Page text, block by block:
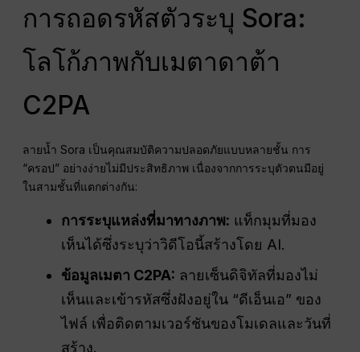
การถอดรหัสตัวระบุ Sora:
โลโก้ภาพกับเมตาดาต้า
C2PA
ลายน้ำ Sora เป็นคุณสมบัติความปลอดภัยแบบหลายชั้น การ
“ครอป” อย่างง่ายไม่มีประสิทธิภาพ เนื่องจากการระบุตัวตนมีอยู่
ในสามชั้นที่แตกต่างกัน:
การระบุแหล่งที่มาทางภาพ: แท็กมุมที่มอง
เห็นได้ซึ่งระบุว่าวิดีโอนี้สร้างโดย AI.
ข้อมูลเมตา C2PA: ลายเซ็นดิจิทัลที่มองไม่
เห็นและเข้ารหัสซึ่งฝังอยู่ใน “ดีเอ็นเอ” ของ
ไฟล์ เพื่อติดตามเวอร์ชันของโมเดลและวันที่
สร้าง.